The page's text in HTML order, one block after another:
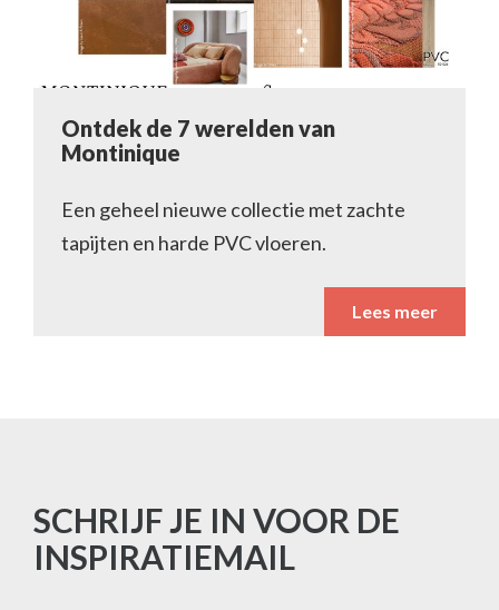
Ontdek de 7 werelden van
Montinique
Een geheel nieuwe collectie met zachte
tapijten en harde PVC vloeren.
Lees meer
SCHRIJF JE IN VOOR DE
INSPIRATIEMAIL